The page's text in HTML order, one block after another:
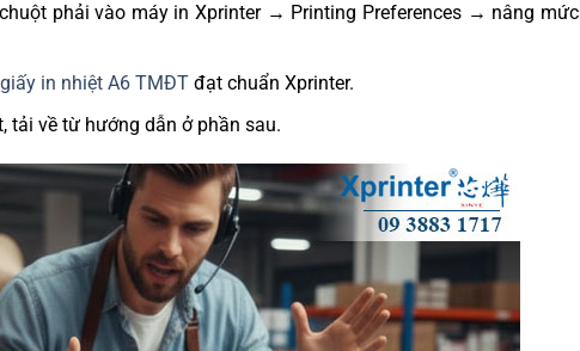
phải vào máy in Xprinter → Printing Preferences → nâng mức
giấy in nhiệt A6 TMĐTđạt chuẩn Xprinter.
tải về từ hướng dẫn ở phần sau.